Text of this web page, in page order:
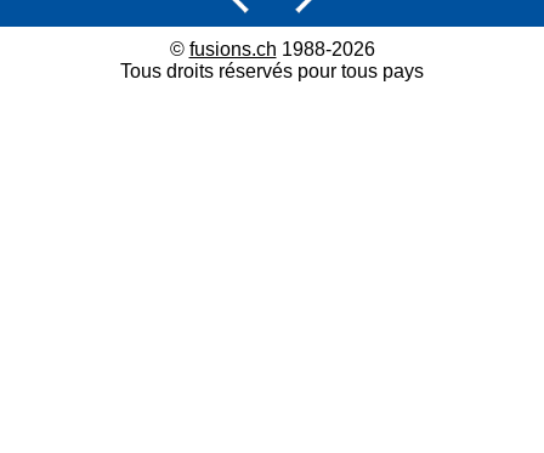
© fusions.ch 1988-2026
Tous droits réservés pour tous pays